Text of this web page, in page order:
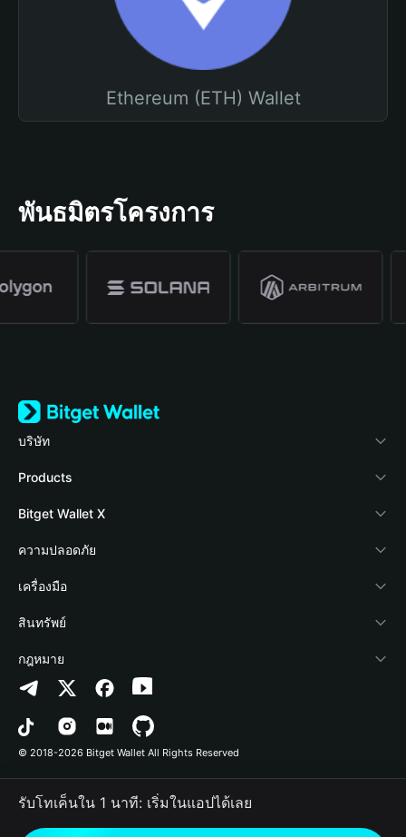
Ethereum (ETH) Wallet
พันธมิตรโครงการ
บริษัท
เกี่ยวกับ Bitget Wallet
Blog
Academy
ข่าวสารด้านคริปโต
ศูนย์ช่วยเหลือ
ติดต่อเรา
ทรัพยากรข้อมูลของแบรนด์
อาชีพ
Products
Crypto Card
Stablecoin Earn
Payfi Crypto
Crypto Swap API
Altcoin Season Index
Prediction Markets
DApp
RWA
Bitget Wallet X
นักพัฒนา
เชื่อมต่อ Wallet
Bitget Wallet Pay
ลิสต์โปรเจกต์
ความปลอดภัย
Protection Fund
เทคโนโลยีความปลอดภัย
เครื่องมือ
ซื้อคริปโต
การตรวจจับการอนุญาต
การตรวจจับสัญญา
การโอนเป็นชุด
สินทรัพย์
Arbitrum
Avalanche
Bitcoin
Polygon
กฎหมาย
นโยบายความเป็นส่วนตัว
ข้อตกลงในการใช้บริการ
© 2018-2026 Bitget Wallet All Rights Reserved
รับโทเค็นใน 1 นาที: เริ่มในแอปได้เลย